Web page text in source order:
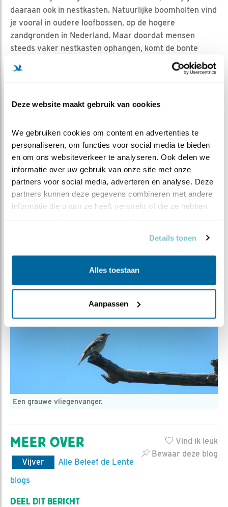
Deze website maakt gebruik van cookies
We gebruiken cookies om content en advertenties te
personaliseren, om functies voor social media te bieden
en om ons websiteverkeer te analyseren. Ook delen we
informatie over uw gebruik van onze site met onze
partners voor social media, adverteren en analyse. Deze
partners kunnen deze gegevens combineren met andere
informatie die u aan ze heeft verstrekt of die ze hebben
Details tonen
Alles toestaan
Aanpassen
daaraan ook in nestkasten. Natuurlijke boomholten vind
je vooral in oudere loofbossen, op de hogere
zandgronden in Nederland. Maar doordat mensen
steeds vaker nestkasten ophangen, komt de bonte
vliegenvanger tegenwoordig ook wel in parken en
tuinen voor. Toch ligt het zwaartepunt van de
De bonte vliegenvanger is een trekvogel die dus zijn
wellicht nog niet zoveel insecten voor zijn toekomstig
kroost. Is hij te laat, dan zijn alle goede plekjes al bezet
door andere holtebroeders. Uit jarenlang
nestkastonderzoek is gebleken dat bonte
vliegenvangers steeds vroeger een ei leggen. Dat
betekent dus dat ze ook steeds vroeger terugkomen uit
Afrika. In 1982 lag de datum van het eerste ei
eens op het geluid en let dan op bij je volgende
boswandeling of je m hoort!
Een grauwe vliegenvanger.
Vind ik leuk
Bewaar deze blog
MEER OVER
Vijver
Alle Beleef de Lente
blogs
DEEL DIT BERICHT